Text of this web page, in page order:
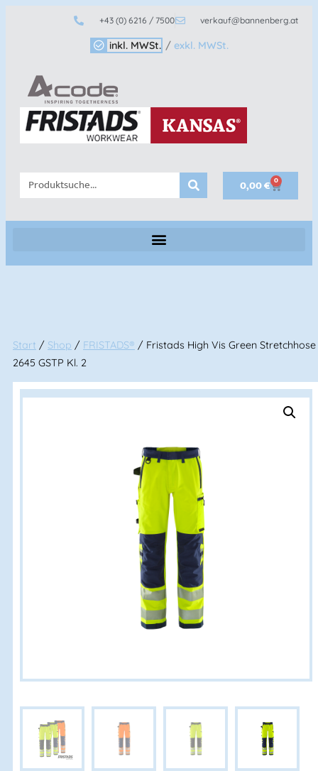
+43 (0) 6216 / 7500 verkauf@bannenberg.at
inkl. MWSt. / exkl. MWSt.
0,00€ 0
Start / Shop / FRISTADS® / Fristads High Vis Green Stretchhose
2645 GSTP Kl. 2